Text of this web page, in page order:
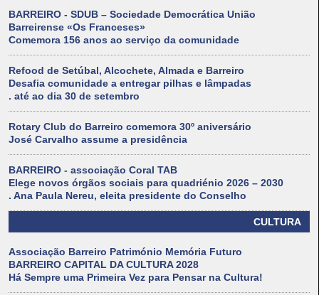
BARREIRO - SDUB – Sociedade Democrática União
Barreirense «Os Franceses»
Comemora 156 anos ao serviço da comunidade
Refood de Setúbal, Alcochete, Almada e Barreiro
Desafia comunidade a entregar pilhas e lâmpadas
. até ao dia 30 de setembro
Rotary Club do Barreiro comemora 30º aniversário
José Carvalho assume a presidência
BARREIRO - associação Coral TAB
Elege novos órgãos sociais para quadriénio 2026 – 2030
. Ana Paula Nereu, eleita presidente do Conselho
CULTURA
Associação Barreiro Património Memória Futuro
BARREIRO CAPITAL DA CULTURA 2028
Há Sempre uma Primeira Vez para Pensar na Cultura!